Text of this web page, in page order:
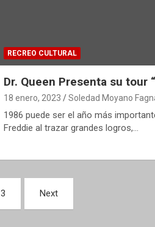
RECREO CULTURAL
Dr. Queen Presenta su tour
18 enero, 2023 Soledad Moyano
1986 puede ser el año más
Freddie al trazar grandes logros,…
3 Next